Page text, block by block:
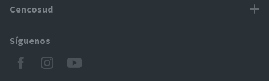
Cómo modificar mis datos
Modos de entrega y cobertura
Locales Santa Isabel
Proveedores
CyberDay
Cencosud
Paris
Jumbo
Síguenos